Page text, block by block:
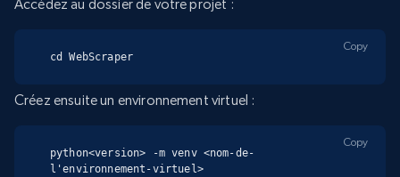
Accédez au dossier de votre projet :
cd WebScraper
Copy
Créez ensuite un environnement virtuel :
python<version> -m venv <nom-de-
l'environnement-virtuel>
Copy